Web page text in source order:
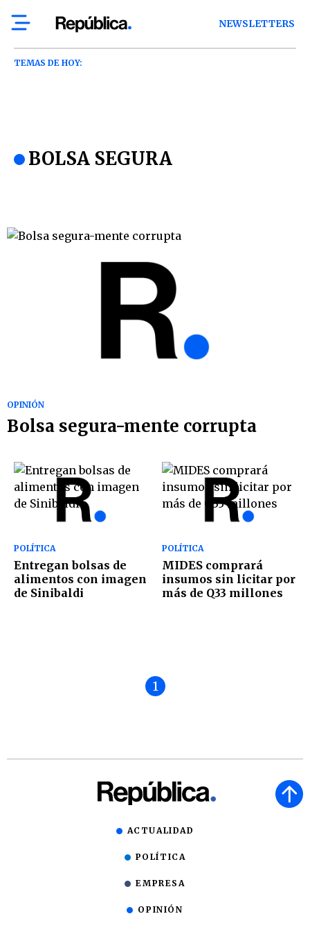
NEWSLETTERS
TEMAS DE HOY:
BOLSA SEGURA
OPINIÓN
Bolsa segura-mente corrupta
POLÍTICA
Entregan bolsas de
alimentos con imagen
de Sinibaldi
POLÍTICA
MIDES comprará
insumos sin licitar por
más de Q33 millones
1
ACTUALIDAD
POLÍTICA
EMPRESA
OPINIÓN